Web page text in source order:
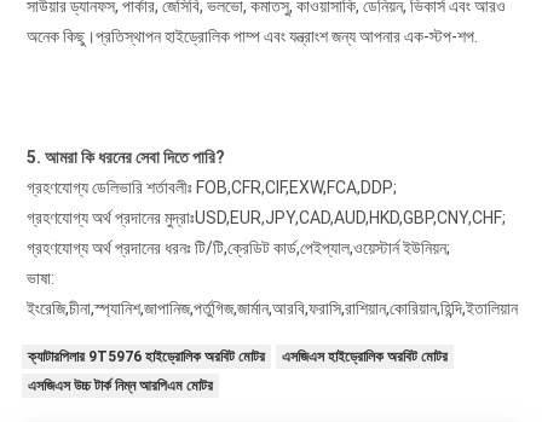
সাউয়ার ড্যানফস, পার্কার, জেসিবি, ভলভো, কমাতসু, কাওয়াসাকি, ডেনিয়ন, ভিকার্স এবং আরও
অনেক কিছু।প্রতিস্থাপন হাইড্রোলিক পাম্প এবং যন্ত্রাংশ জন্য আপনার এক-স্টপ-শপ.
5. আমরা কি ধরনের সেবা দিতে পারি?
গ্রহণযোগ্য ডেলিভারি শর্তাবলীঃ FOB,CFR,CIF,EXW,FCA,DDP;
গ্রহণযোগ্য অর্থ প্রদানের মুদ্রাঃUSD,EUR,JPY,CAD,AUD,HKD,GBP,CNY,CHF;
গ্রহণযোগ্য অর্থ প্রদানের ধরনঃ টি/টি,ক্রেডিট কার্ড,পেইপ্যাল,ওয়েস্টার্ন ইউনিয়ন;
ভাষা:
ইংরেজি,চীনা,স্প্যানিশ,জাপানিজ,পর্তুগিজ,জার্মান,আরবি,ফরাসি,রাশিয়ান,কোরিয়ান,হিন্দি,ইতালিয়ান
ক্যাটারপিলার 9T5976 হাইড্রোলিক অরবিট মোটর
এসজিএস হাইড্রোলিক অরবিট মোটর
এসজিএস উচ্চ টার্ক নিম্ন আরপিএম মোটর